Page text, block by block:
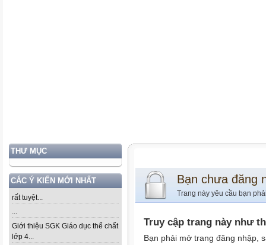
THƯ MỤC
CÁC Ý KIẾN MỚI NHẤT
rất tuyệt...
...
Giới thiệu SGK Giáo dục thể chất
lớp 4...
Bạn chưa đăng
Trang này yêu cầu bạn
Truy cập trang này như
Bạn phải mở trang đăng nhập,